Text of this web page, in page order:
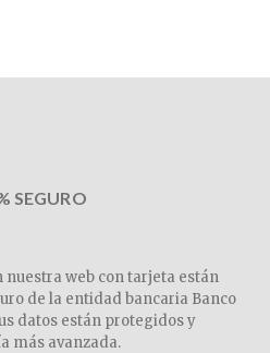
SEGURO
nuestra web con tarjeta están
de la entidad bancaria Banco
datos están protegidos y
más avanzada.